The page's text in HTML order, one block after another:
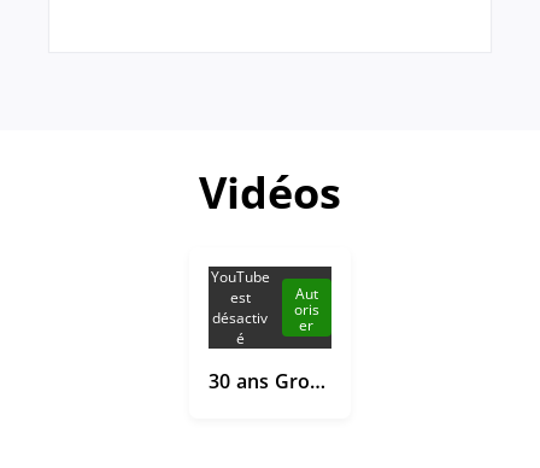
Vidéos
YouTube
est
désactiv
é
Aut
oris
er
30 ans Groupe Michel